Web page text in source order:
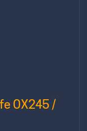
OX245 /